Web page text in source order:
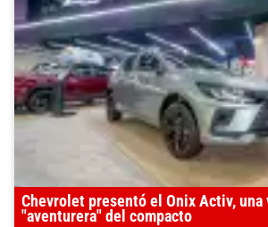
Chevrolet presentó el Onix Activ, una
"aventurera" del compacto